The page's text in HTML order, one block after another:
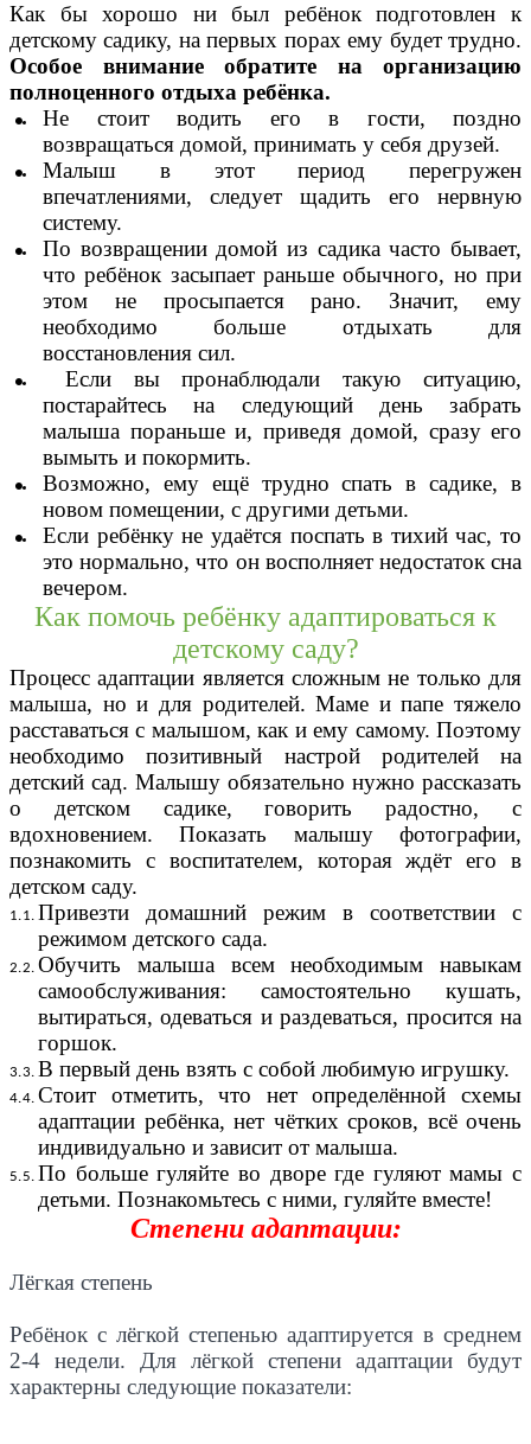
Как бы хорошо ни был ребёнок подготовлен к
детскому садику, на первых порах ему будет трудно.
Особое внимание обратите на организацию
полноценного отдыха ребёнка.
Не стоит водить его в гости, поздно
возвращаться домой, принимать у себя друзей.
Малыш в этот период перегружен
впечатлениями, следует щадить его нервную
систему.
По возвращении домой из садика часто бывает,
что ребёнок засыпает раньше обычного, но при
этом не просыпается рано. Значит, ему
необходимо больше отдыхать для
восстановления сил.
Если вы пронаблюдали такую ситуацию,
постарайтесь на следующий день забрать
малыша пораньше и, приведя домой, сразу его
вымыть и покормить.
Возможно, ему ещё трудно спать в садике, в
новом помещении, с другими детьми.
Если ребёнку не удаётся поспать в тихий час, то
это нормально, что он восполняет недостаток сна
вечером.
Как помочь ребёнку адаптироваться к
детскому саду?
Процесс адаптации является сложным не только для
малыша, но и для родителей. Маме и папе тяжело
расставаться с малышом, как и ему самому. Поэтому
необходимо позитивный настрой родителей на
детский сад. Малышу обязательно нужно рассказать
о детском садике, говорить радостно, с
вдохновением. Показать малышу фотографии,
познакомить с воспитателем, которая ждёт его в
детском саду.
Привезти домашний режим в соответствии с
режимом детского сада.
Обучить малыша всем необходимым навыкам
самообслуживания: самостоятельно кушать,
вытираться, одеваться и раздеваться, просится на
горшок.
В первый день взять с собой любимую игрушку.
Стоит отметить, что нет определённой схемы
адаптации ребёнка, нет чётких сроков, всё очень
индивидуально и зависит от малыша.
По больше гуляйте во дворе где гуляют мамы с
детьми. Познакомьтесь с ними, гуляйте вместе!
Степени адаптации:
Лёгкая степень
Ребёнок с лёгкой степенью адаптируется в среднем
2-4 недели. Для лёгкой степени адаптации будут
характерны следующие показатели: